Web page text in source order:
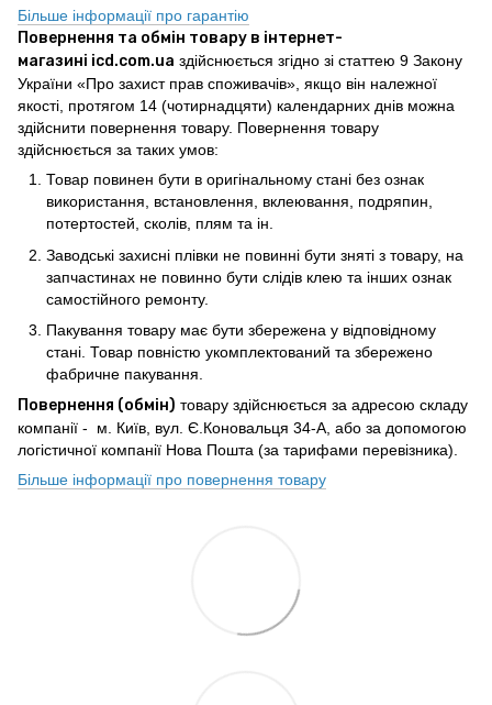
Більше інформації про гарантію
Повернення та обмін товару в інтернет-
магазині icd.com.ua здійснюється згідно зі статтею 9 Закону
України «Про захист прав споживачів», якщо він належної
якості, протягом 14 (чотирнадцяти) календарних днів можна
здійснити повернення товару. Повернення товару
здійснюється за таких умов:
Товар повинен бути в оригінальному стані без ознак
використання, встановлення, вклеювання, подряпин,
потертостей, сколів, плям та ін.
Заводські захисні плівки не повинні бути зняті з товару, на
запчастинах не повинно бути слідів клею та інших ознак
самостійного ремонту.
Пакування товару має бути збережена у відповідному
стані. Товар повністю укомплектований та збережено
фабричне пакування.
Повернення (обмін) товару здійснюється за адресою складу
компанії - м. Київ, вул. Є.Коновальця 34-А, або за допомогою
логістичної компанії Нова Пошта (за тарифами перевізника).
Більше інформації про повернення товару